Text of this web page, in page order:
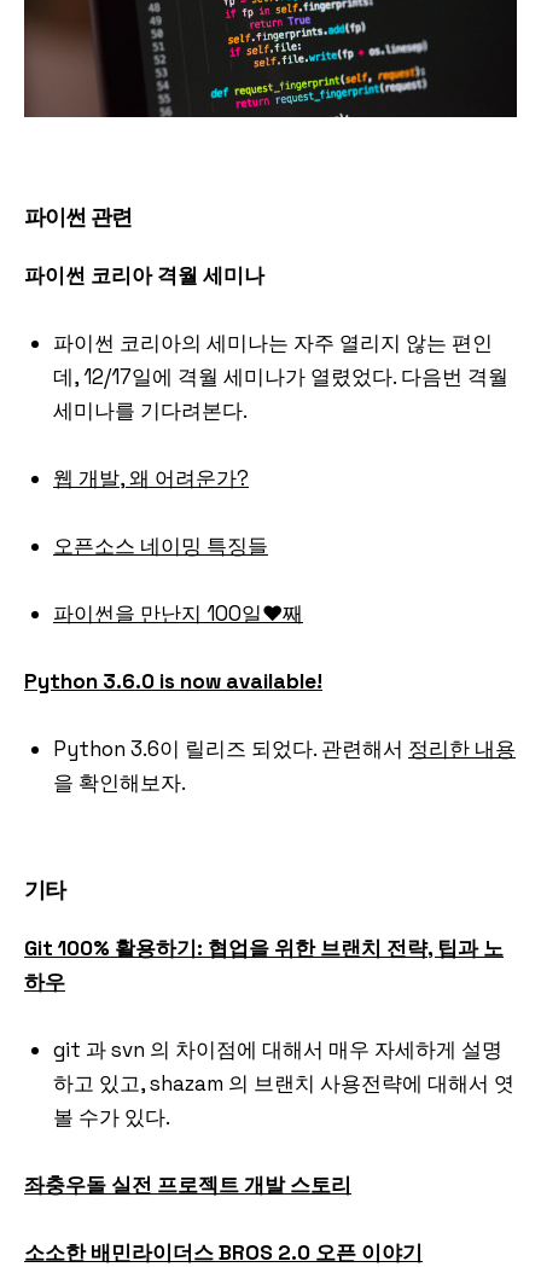
파이썬 관련
파이썬 코리아 격월 세미나
파이썬 코리아의 세미나는 자주 열리지 않는 편인
데, 12/17일에 격월 세미나가 열렸었다. 다음번 격월
세미나를 기다려본다.
웹 개발, 왜 어려운가?
오픈소스 네이밍 특징들
파이썬을 만난지 100일♥째
Python 3.6.0 is now available!
Python 3.6이 릴리즈 되었다. 관련해서 정리한 내용
을 확인해보자.
기타
Git 100% 활용하기: 협업을 위한 브랜치 전략, 팁과 노
하우
git 과 svn 의 차이점에 대해서 매우 자세하게 설명
하고 있고, shazam 의 브랜치 사용전략에 대해서 엿
볼 수가 있다.
좌충우돌 실전 프로젝트 개발 스토리
소소한 배민라이더스 BROS 2.0 오픈 이야기